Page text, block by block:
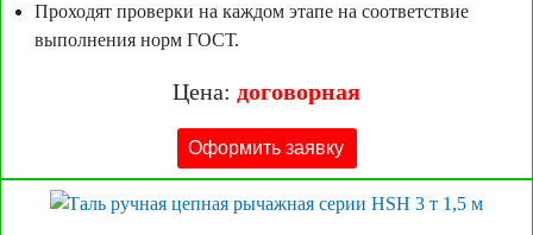
Проходят проверки на каждом этапе на соответствие
выполнения норм ГОСТ.
Цена: договорная
Оформить заявку